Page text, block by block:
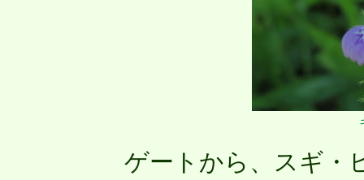
ゲートから、スギ・